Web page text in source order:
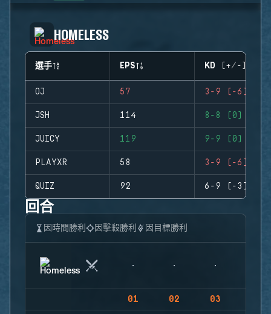
HOMELESS
選手 EPS KD (+/-)
OJ 57 3-9 (-6)
JSH 114 8-8 (0)
JUICY 119 9-9 (0)
PLAYXR 58 3-9 (-6)
QUIZ 92 6-9 (-3)
回合
因時間勝利 因擊殺勝利 因目標勝利
01 02 03